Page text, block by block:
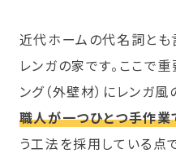
近代ホームの代名詞とも
レンガの家です。ここで
ング（外壁材）にレンガ
職人が一つひとつ手作
う工法を採用している点